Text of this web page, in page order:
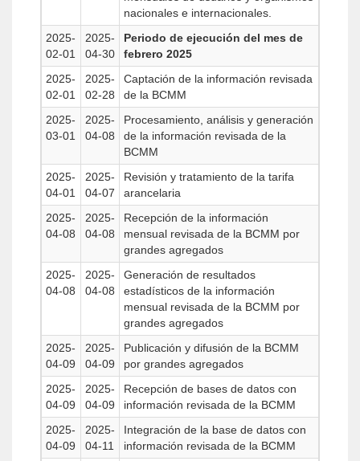
nacionales e internacionales.
2025-
02-01
2025-
04-30
Periodo de ejecución del mes de
febrero 2025
2025-
02-01
2025-
02-28
Captación de la información revisada
de la BCMM
2025-
03-01
2025-
04-08
Procesamiento, análisis y generación
de la información revisada de la
BCMM
2025-
04-01
2025-
04-07
Revisión y tratamiento de la tarifa
arancelaria
2025-
04-08
2025-
04-08
Recepción de la información
mensual revisada de la BCMM por
grandes agregados
2025-
04-08
2025-
04-08
Generación de resultados
estadísticos de la información
mensual revisada de la BCMM por
grandes agregados
2025-
04-09
2025-
04-09
Publicación y difusión de la BCMM
por grandes agregados
2025-
04-09
2025-
04-09
Recepción de bases de datos con
información revisada de la BCMM
2025-
04-09
2025-
04-11
Integración de la base de datos con
información revisada de la BCMM